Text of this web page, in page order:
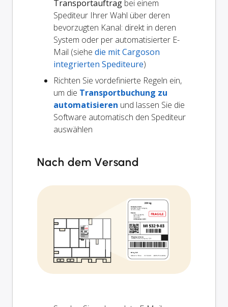
Transportauftrag bei einem
Spediteur Ihrer Wahl über deren
bevorzugten Kanal: direkt in deren
System oder per automatisierter E-
Mail (siehe die mit Cargoson
integrierten Spediteure)
Richten Sie vordefinierte Regeln ein,
um die Transportbuchung zu
automatisieren und lassen Sie die
Software automatisch den Spediteur
auswählen
Nach dem Versand